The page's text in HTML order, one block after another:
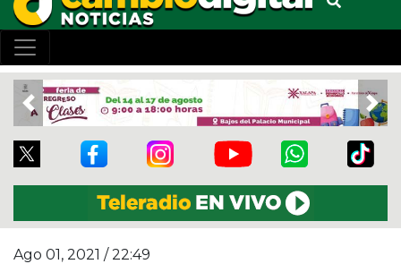
Previous
Ago 01, 2021 / 22:49